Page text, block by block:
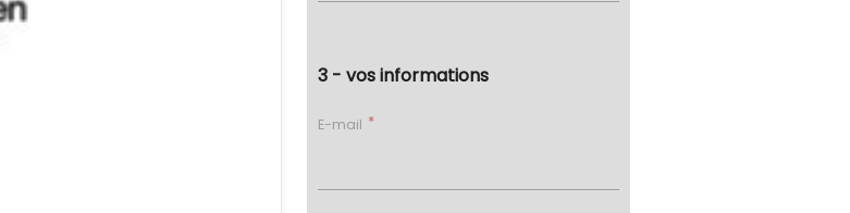
3 - vos informations
E-mail